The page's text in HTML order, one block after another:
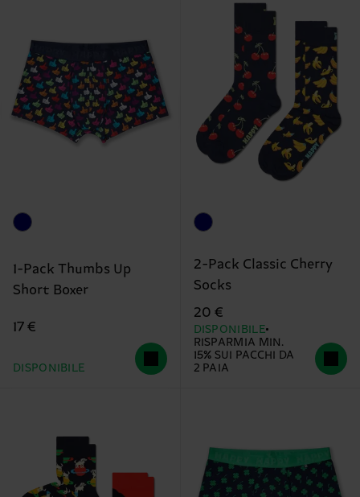
1-Pack Thumbs Up
Short Boxer
17 €
DISPONIBILE
2-Pack Classic Cherry
Socks
20 €
DISPONIBILE
RISPARMIA MIN.
15% SUI PACCHI DA
2 PAIA